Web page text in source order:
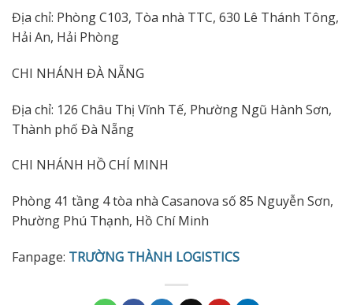
Địa chỉ: Phòng C103, Tòa nhà TTC, 630 Lê Thánh Tông,
Hải An, Hải Phòng
CHI NHÁNH ĐÀ NẴNG
Địa chỉ: 126 Châu Thị Vĩnh Tế, Phường Ngũ Hành Sơn,
Thành phố Đà Nẵng
CHI NHÁNH HỒ CHÍ MINH
Phòng 41 tầng 4 tòa nhà Casanova số 85 Nguyễn Sơn,
Phường Phú Thạnh, Hồ Chí Minh
Fanpage: TRƯỜNG THÀNH LOGISTICS